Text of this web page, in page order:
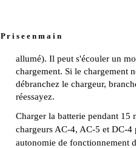
P r i s e e n m a i n
allumé). Il peut s'écouler un
chargement. Si le chargement
débranchez le chargeur,
réessayez.
Charger la batterie pendant 15
chargeurs AC-4, AC-5 et DC-4
autonomie de fonctionnement